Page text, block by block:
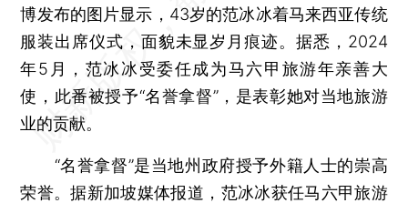
博发布的图片显示，43岁的范冰冰着马来西亚传统
服装出席仪式，面貌未显岁月痕迹。据悉，2024
年5月，范冰冰受委任成为马六甲旅游年亲善大
使，此番被授予“名誉拿督”，是表彰她对当地旅游
业的贡献。
“名誉拿督”是当地州政府授予外籍人士的崇高
荣誉。据新加坡媒体报道，范冰冰获任马六甲旅游